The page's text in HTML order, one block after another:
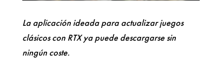
La aplicación ideada para actualizar juegos
clásicos con RTX ya puede descargarse sin
ningún coste.